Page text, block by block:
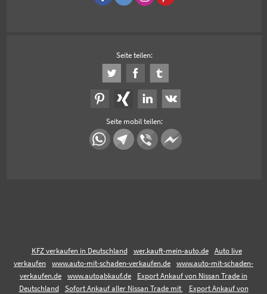
Seite teilen:
Seite mobil teilen:
KFZ verkaufen in Deutschland wer.kauft-mein-auto.de
Auto live
verkaufen
www.auto-mit-schaden-verkaufen.de
www.auto-mit-schaden-
verkaufen.de
www.autoabkauf.de
Export Ankauf von Nissan Trade in
Deutschland
Sofort Ankauf aller Nissan Trade mit
Export Ankauf von